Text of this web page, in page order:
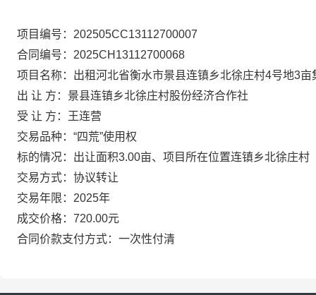
项目编号：202505CC13112700007
合同编号：2025CH13112700068
项目名称：出租河北省衡水市景县连镇乡北徐庄村4号地3亩
出 让 方：景县连镇乡北徐庄村股份经济合作社
受 让 方：王连营
交易品种：“四荒”使用权
标的情况：出让面积3.00亩、项目所在位置连镇乡北徐庄村
交易方式：协议转让
交易年限：2025年
成交价格：720.00元
合同价款支付方式：一次性付清